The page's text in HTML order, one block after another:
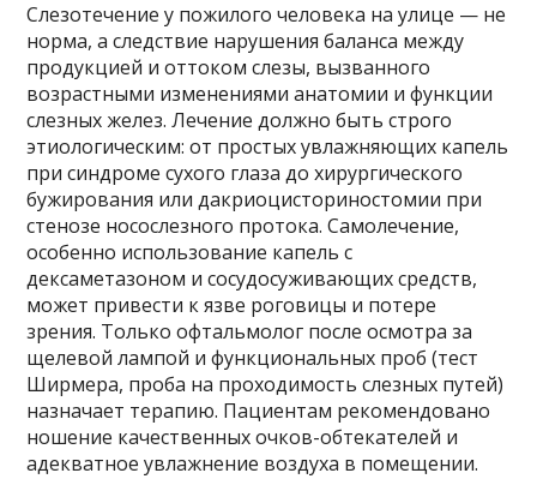
Слезотечение у пожилого человека на улице — не
норма, а следствие нарушения баланса между
продукцией и оттоком слезы, вызванного
возрастными изменениями анатомии и функции
слезных желез. Лечение должно быть строго
этиологическим: от простых увлажняющих капель
при синдроме сухого глаза до хирургического
бужирования или дакриоцисториностомии при
стенозе носослезного протока. Самолечение,
особенно использование капель с
дексаметазоном и сосудосуживающих средств,
может привести к язве роговицы и потере
зрения. Только офтальмолог после осмотра за
щелевой лампой и функциональных проб (тест
Ширмера, проба на проходимость слезных путей)
назначает терапию. Пациентам рекомендовано
ношение качественных очков-обтекателей и
адекватное увлажнение воздуха в помещении.